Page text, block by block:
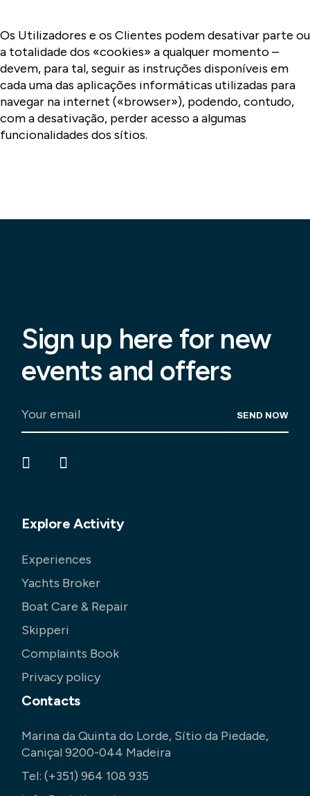
Os Utilizadores e os Clientes podem desativar parte ou
a totalidade dos «cookies» a qualquer momento –
devem, para tal, seguir as instruções disponíveis em
cada uma das aplicações informáticas utilizadas para
navegar na internet («browser»), podendo, contudo,
com a desativação, perder acesso a algumas
funcionalidades dos sítios.
Sign up here for new
events and offers
SEND NOW
Explore Activity
Experiences
Yachts Broker
Boat Care & Repair
Skipperi
Complaints Book
Privacy policy
Contacts
Marina da Quinta do Lorde, Sítio da Piedade,
Caniçal 9200-044 Madeira
Tel:(+351) 964 108 935